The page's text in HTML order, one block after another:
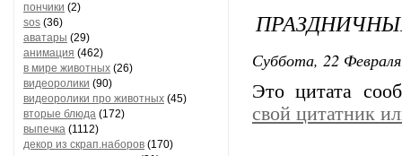
пончики (2)
sos (36)
аватары (29)
анимация (462)
в мире животных (26)
видеоролики (90)
видеоролики про животных (45)
вторые блюда (172)
выпечка (1112)
декор из скрап.наборов (170)
Суббота, 22
Это цитата
свой цитатник